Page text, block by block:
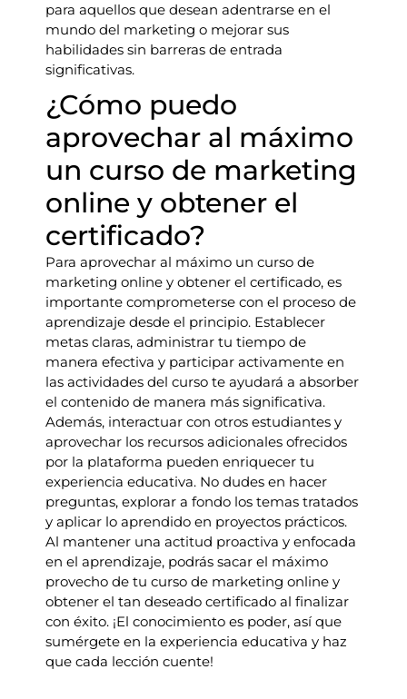
para aquellos que desean adentrarse en el
mundo del marketing o mejorar sus
habilidades sin barreras de entrada
significativas.
¿Cómo puedo
aprovechar al máximo
un curso de marketing
online y obtener el
certificado?
Para aprovechar al máximo un curso de
marketing online y obtener el certificado, es
importante comprometerse con el proceso de
aprendizaje desde el principio. Establecer
metas claras, administrar tu tiempo de
manera efectiva y participar activamente en
las actividades del curso te ayudará a absorber
el contenido de manera más significativa.
Además, interactuar con otros estudiantes y
aprovechar los recursos adicionales ofrecidos
por la plataforma pueden enriquecer tu
experiencia educativa. No dudes en hacer
preguntas, explorar a fondo los temas tratados
y aplicar lo aprendido en proyectos prácticos.
Al mantener una actitud proactiva y enfocada
en el aprendizaje, podrás sacar el máximo
provecho de tu curso de marketing online y
obtener el tan deseado certificado al finalizar
con éxito. ¡El conocimiento es poder, así que
sumérgete en la experiencia educativa y haz
que cada lección cuente!